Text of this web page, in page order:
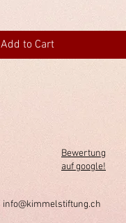
Add to Cart
Bewertung
auf google!
info@kimmelstiftung.ch